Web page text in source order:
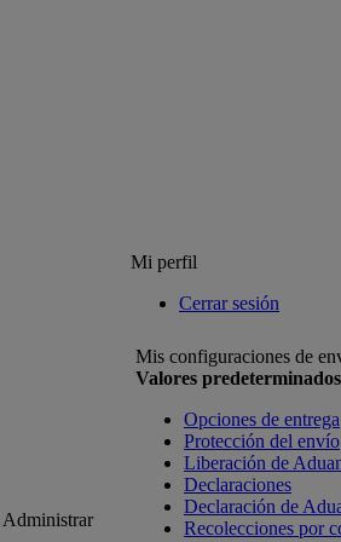
Mi perfil
Cerrar sesión
Administrar
Mis configuraciones de
Valores
Opciones de entrega
Protección del envío
Liberación de
Declaraciones
Declaración de
Recolecciones por